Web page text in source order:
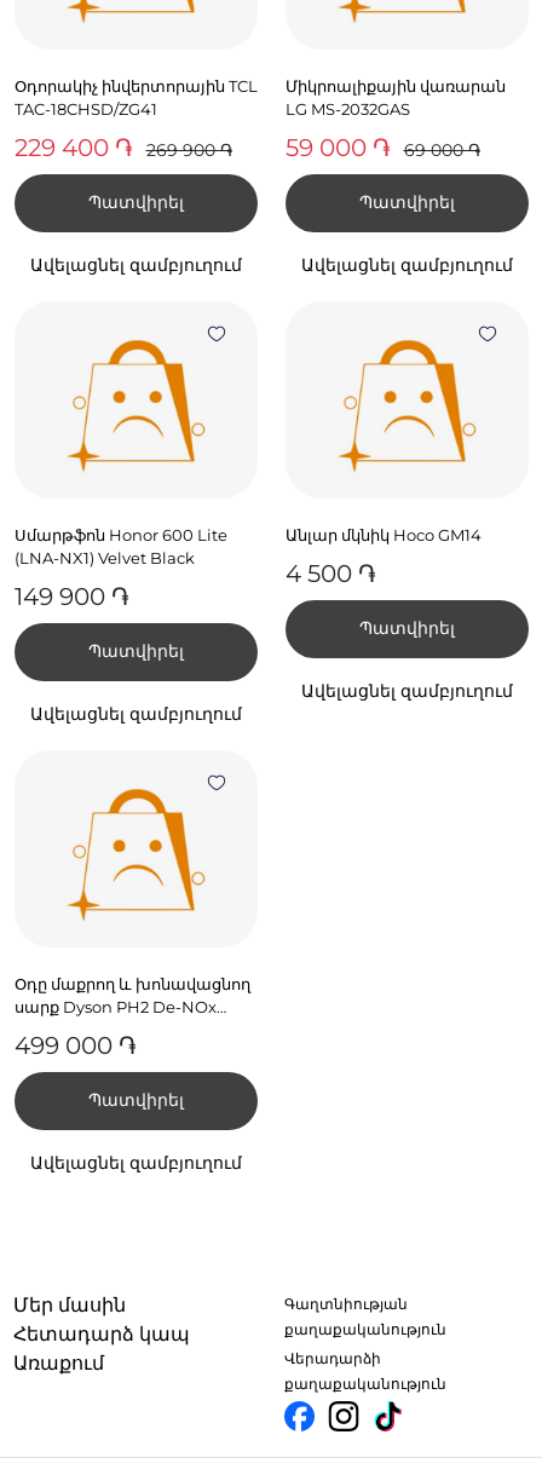
Օդորակիչ ինվերտորային TCL
TAC-18CHSD/ZG41
229 400 ֏ 269 900 ֏
Պատվիրել
Ավելացնել զամբյուղում
Միկրոալիքային վառարան
LG MS-2032GAS
59 000 ֏ 69 000 ֏
Պատվիրել
Ավելացնել զամբյուղում
Սմարթֆոն Honor 600 Lite
(LNA-NX1) Velvet Black
149 900 ֏
Պատվիրել
Ավելացնել զամբյուղում
Անլար մկնիկ Hoco GM14
4 500 ֏
Պատվիրել
Ավելացնել զամբյուղում
Օդը մաքրող և խոնավացնող
սարք Dyson PH2 De-NOx
(545007-01)
499 000 ֏
Պատվիրել
Ավելացնել զամբյուղում
Մեր մասին
Հետադարձ կապ
Առաքում
Գաղտնիության
քաղաքականություն
Վերադարձի
քաղաքականություն